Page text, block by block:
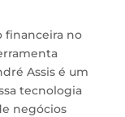
financeira no
Assis é um
tecnologia
negócios